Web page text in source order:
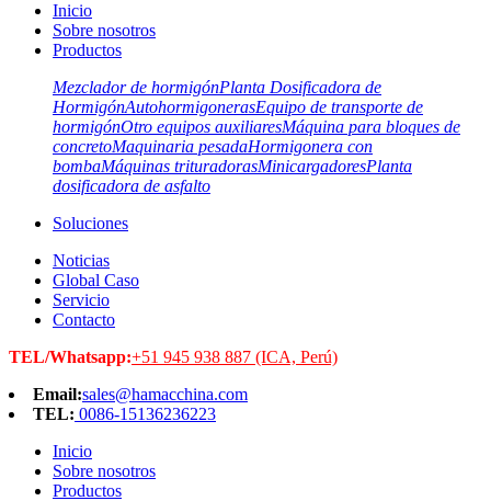
Inicio
Sobre nosotros
Productos
Mezclador de hormigónPlanta Dosificadora de
HormigónAutohormigonerasEquipo de transporte de
hormigónOtro equipos auxiliaresMáquina para bloques de
concretoMaquinaria pesadaHormigonera con
bombaMáquinas trituradorasMinicargadoresPlanta
dosificadora de asfalto
Soluciones
Noticias
Global Caso
Servicio
Contacto
TEL/Whatsapp:+51 945 938 887 (ICA, Perú)
Email:sales@hamacchina.com
TEL: 0086-15136236223
Inicio
Sobre nosotros
Productos